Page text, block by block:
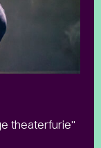
theaterfurie"